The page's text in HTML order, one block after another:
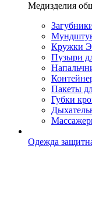
Медизделия
Кружки
Пузыри
Пакеты
Губки
Одежда